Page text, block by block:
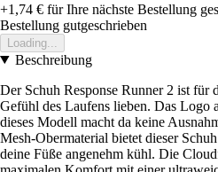
+1,74 € für Ihre nächste Bestellung
Bestellung gutgeschrieben
Loading...
Beschreibung
Der Schuh Response Runner 2 ist für
Gefühl des Laufens lieben. Das Logo
dieses Modell macht da keine
Mesh-Obermaterial bietet dieser
deine Füße angenehm kühl. Die